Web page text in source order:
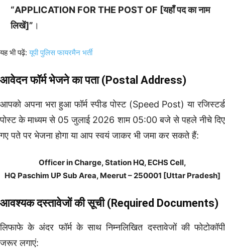
“APPLICATION FOR THE POST OF [यहाँ पद का नाम
लिखें]” ।
यह भी पढ़ें:यूपी पुलिस फायरमैन भर्ती
आवेदन फॉर्म भेजने का पता (Postal Address)
आपको अपना भरा हुआ फॉर्म स्पीड पोस्ट (Speed Post) या रजिस्टर्ड
पोस्ट के माध्यम से 05 जुलाई 2026 शाम 05:00 बजे से पहले नीचे दिए
गए पते पर भेजना होगा या आप स्वयं जाकर भी जमा कर सकते हैं:
Officer in Charge, Station HQ, ECHS Cell,
HQ Paschim UP Sub Area, Meerut – 250001 [Uttar Pradesh]
आवश्यक दस्तावेजों की सूची (Required Documents)
लिफाफे के अंदर फॉर्म के साथ निम्नलिखित दस्तावेजों की फोटोकॉपी
जरूर लगाएं: